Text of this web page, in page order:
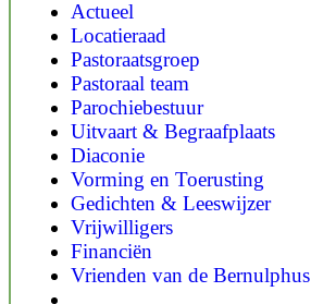
Actueel
Locatieraad
Pastoraatsgroep
Pastoraal team
Parochiebestuur
Uitvaart & Begraafplaats
Diaconie
Vorming en Toerusting
Gedichten & Leeswijzer
Vrijwilligers
Financiën
Vrienden van de Bernulphus